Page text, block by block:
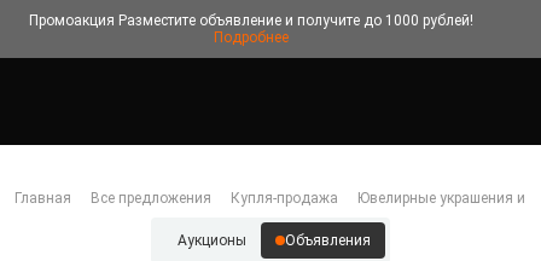
Промоакция Разместите объявление и получите до 1000 рублей!
Подробнее
Главная Все предложения Купля-продажа Ювелирные украшения и
Аукционы Объявления